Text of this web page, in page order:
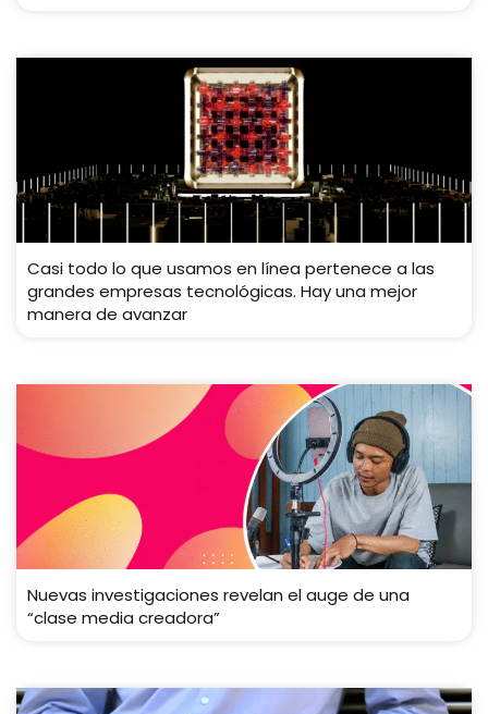
Casi todo lo que usamos en línea pertenece a las
grandes empresas tecnológicas. Hay una mejor
manera de avanzar
Nuevas investigaciones revelan el auge de una
“clase media creadora”